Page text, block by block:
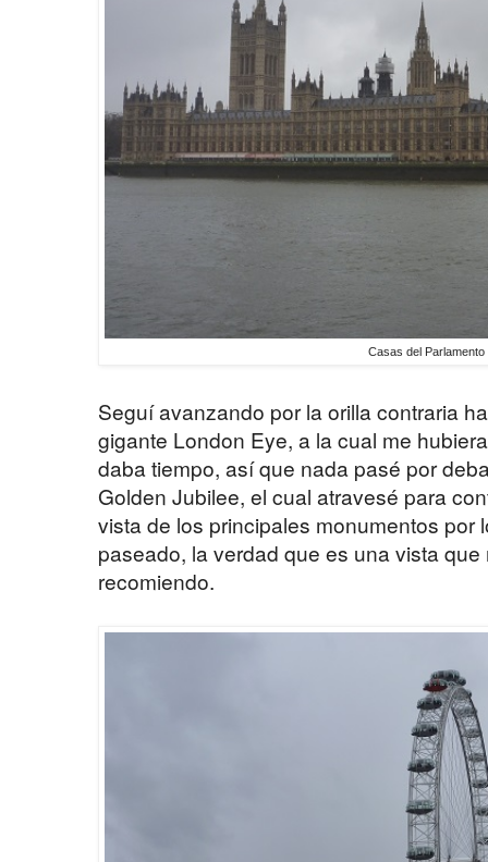
Casas del Parlamento
Seguí avanzando por la orilla contraria
gigante London Eye, a la cual me
daba tiempo, así que nada pasé por
Golden Jubilee, el cual atravesé para
vista de los principales monumentos por
paseado, la verdad que es una vista
recomiendo.